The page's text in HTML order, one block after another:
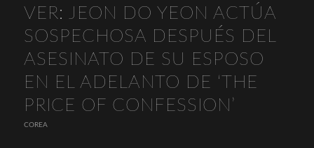
VER: JEON DO YEON ACTÚA
SOSPECHOSA DESPUÉS DEL
ASESINATO DE SU ESPOSO
EN EL ADELANTO DE ‘THE
PRICE OF CONFESSION’
COREA